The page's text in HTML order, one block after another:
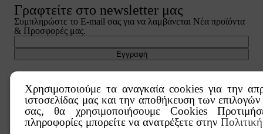
Γραφτείτε στο newsletter μας
Συμπληρώστε το E-mail σας για να λαμβάνεται Νέα προϊόντα
& Προσφορές μας.
Χρησιμοποιούμε τα αναγκαία cookies για την
ιστοσελίδας μας και την αποθήκευση των
σας, θα χρησιμοποιήσουμε Cookies
πληροφορίες μπορείτε να ανατρέξετε στην